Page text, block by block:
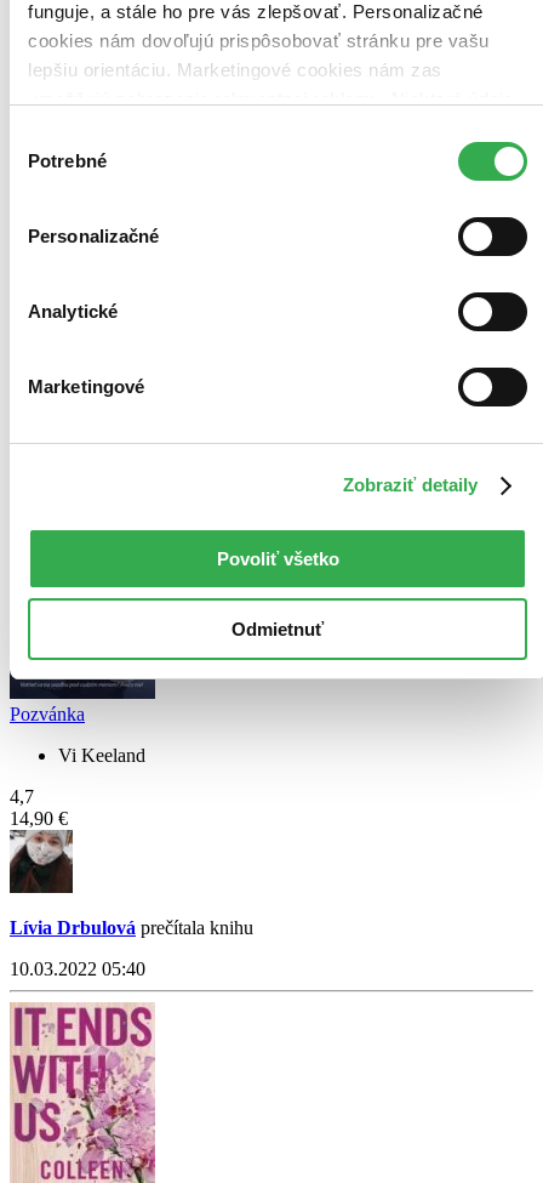
funguje, a stále ho pre vás zlepšovať. Personalizačné
cookies nám dovoľujú prispôsobovať stránku pre vašu
lepšiu orientáciu. Marketingové cookies nám zas
keby sme mohli používať všetky tieto cookies. Ďakujeme!
súhlasu
Potrebné
Personalizačné
Analytické
Marketingové
Zobraziť detaily
Povoliť všetko
Odmietnuť
Moje aktivity
Lívia Drbulováprečítala knihu
Pozvánka
Vi Keeland
4,7
14,90 €
Lívia Drbulová prečítala knihu
10.03.2022 05:40